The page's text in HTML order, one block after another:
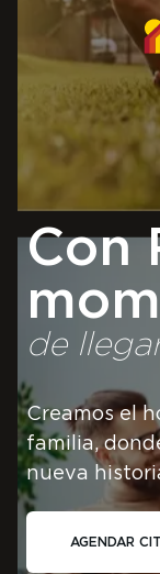
Con
de
Creamos el
familia,
nueva
AGENDAR